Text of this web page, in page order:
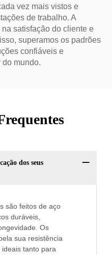
vez mais vistos e
de trabalho. A
satisfação do cliente e
superamos os padrões
confiáveis e
mundo.
dos seus
são feitos de aço
duráveis,
Os
sua resistência
tanto para